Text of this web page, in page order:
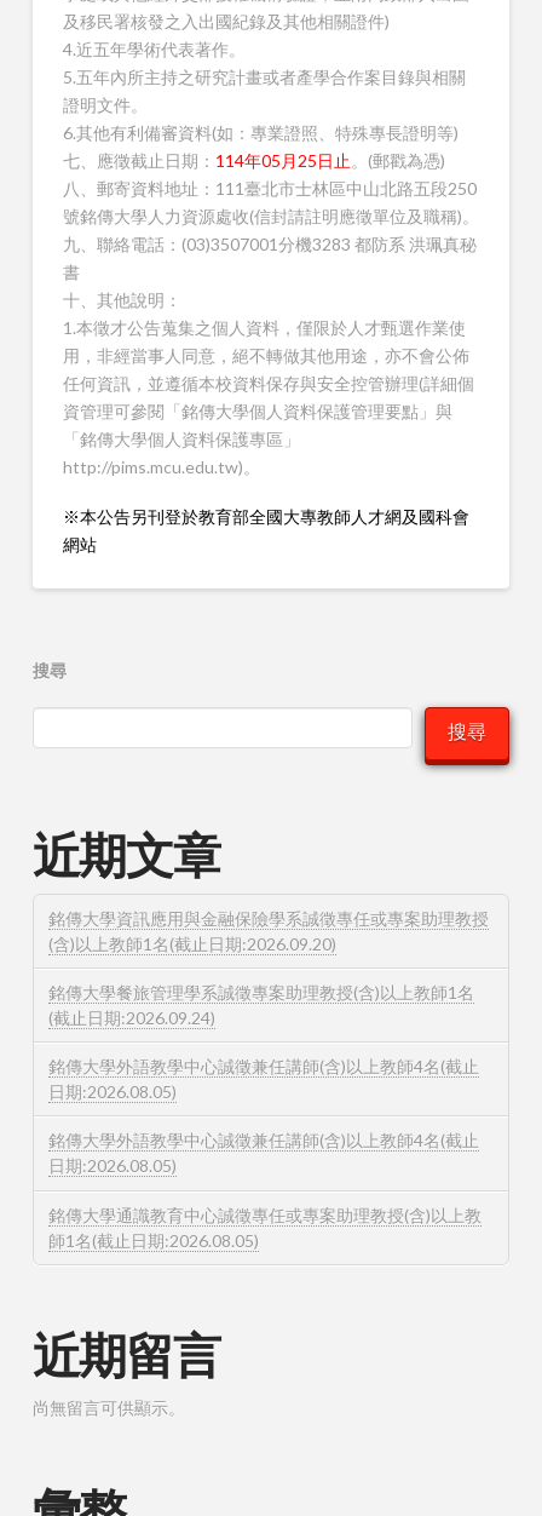
及移民署核發之入出國紀錄及其他相關證件)
4.近五年學術代表著作。
5.五年內所主持之研究計畫或者產學合作案目錄與相關
證明文件。
6.其他有利備審資料(如：專業證照、特殊專長證明等)
七、應徵截止日期： 114年05月25日止 。(郵戳為憑)
八、郵寄資料地址：111臺北市士林區中山北路五段250
號銘傳大學人力資源處收(信封請註明應徵單位及職稱)。
九、聯絡電話：(03)3507001分機3283 都防系 洪珮真秘
書
十、其他說明：
1.本徵才公告蒐集之個人資料，僅限於人才甄選作業使
用，非經當事人同意，絕不轉做其他用途，亦不會公佈
任何資訊，並遵循本校資料保存與安全控管辦理(詳細個
資管理可參閱「銘傳大學個人資料保護管理要點」與
「銘傳大學個人資料保護專區」
http://pims.mcu.edu.tw)。
※本公告另刊登於教育部全國大專教師人才網及國科會
網站
搜尋
搜尋
近期文章
銘傳大學資訊應用與金融保險學系誠徵專任或專案助理教授
(含)以上教師1名(截止日期:2026.09.20)
銘傳大學餐旅管理學系誠徵專案助理教授(含)以上教師1名
(截止日期:2026.09.24)
銘傳大學外語教學中心誠徵兼任講師(含)以上教師4名(截止
日期:2026.08.05)
銘傳大學外語教學中心誠徵兼任講師(含)以上教師4名(截止
日期:2026.08.05)
銘傳大學通識教育中心誠徵專任或專案助理教授(含)以上教
師1名(截止日期:2026.08.05)
近期留言
尚無留言可供顯示。